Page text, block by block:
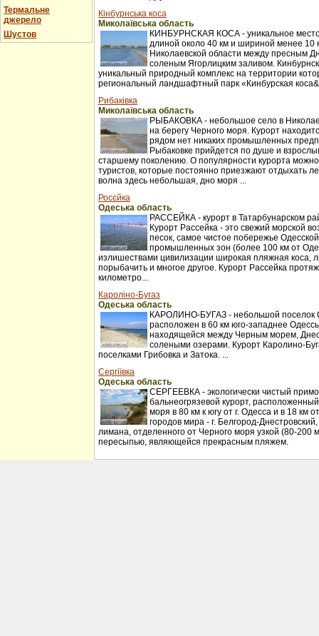
Термальне
джерело
Шустов
Кінбурнська коса
Миколаївська область
КИНБУРНСКАЯ КОСА - уникальное
длиной около 40 км и шириной менее 10
Николаевской области между пресным
соленым Ягорлицким заливом.
уникальный природный комплекс на территории
региональный ландшафтный парк «Кинбурская
Рибаківка
Миколаївська область
РЫБАКОВКА - небольшое село в
на берегу Черного моря. Курорт
рядом нет никаких промышленных
Рыбаковке прийдется по душе и
старшему поколению. О популярности курорта
туристов, которые постоянно приезжают отдыхать
волна здесь небольшая, дно моря ...
Росєйка
Одеська область
РАССЕЙКА - курорт в Татарбунарском
Курорт Рассейка - это свежий морской
песок, самое чистое побережье
промышленных зон (более 100 км от
излишествами цивилизации широкая пляжная коса,
порыбачить и многое другое. Курорт Рассейка
километро...
Кароліно-Бугаз
Одеська область
КАРОЛИНО-БУГАЗ - небольшой поселок
расположен в 60 км юго-западнее
находящейся между Черным морем,
солеными озерами. Курорт Каролино-
поселками Грибовка и Затока. ...
Сергіївка
Одеська область
СЕРГЕЕВКА - экологически чистый
бальнеогрязевой курорт,
моря в 80 км к югу от г. Одесса и в 18 км
городов мира - г. Белгород-
лимана, отделенного от Черного моря узкой (80-200
пересыпью, являющейся прекрасным пляжем.